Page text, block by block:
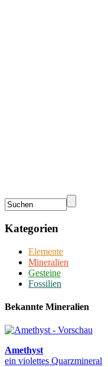
Kategorien
Elemente
Mineralien
Gesteine
Fossilien
Bekannte Mineralien
Amethyst
ein violettes Quarzmineral